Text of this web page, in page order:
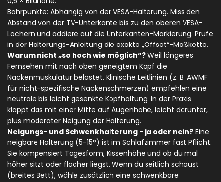
Bohrpunkte: Abhängig von der VESA-Halterung. Miss den
Abstand von der TV-Unterkante bis zu den oberen VESA-
Löchern und addiere auf die Unterkanten-Markierung. Prüfe
in der Halterungs-Anleitung die exakte „Offset“-Maßkette.
Warum nicht „so hoch wie möglich“? Weil längeres
Fernsehen mit nach oben geneigtem Kopf die
Nackenmuskulatur belastet. Klinische Leitlinien (z. B. AWMF
für nicht-spezifische Nackenschmerzen) empfehlen eine
neutrale bis leicht gesenkte Kopfhaltung. In der Praxis
klappt das mit einer Mitte auf Augenhöhe, leicht darunter,
plus moderater Neigung der Halterung.
Neigungs- und Schwenkhalterung - ja oder nein? Eine
neigbare Halterung (5-15°) ist im Schlafzimmer fast Pflicht.
Sie kompensiert Tagesform, Kissenhöhe und ob du mal
höher sitzt oder flacher liegst. Wenn du seitlich schaust
(breites Bett), wähle zusätzlich eine schwenkbare